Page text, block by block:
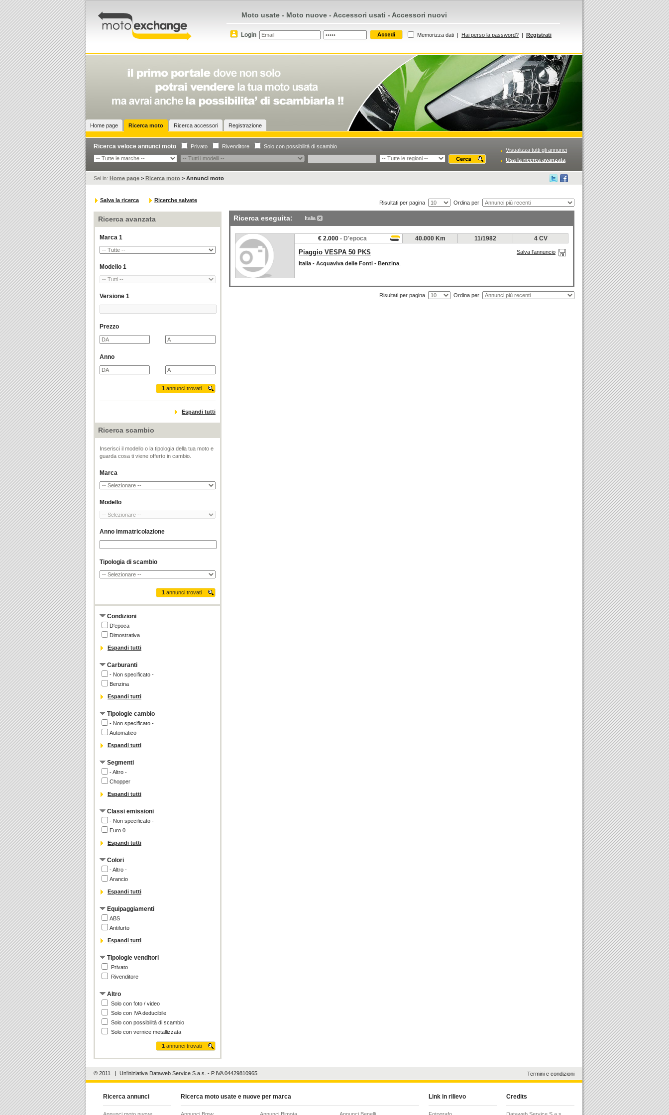
Moto usate - Moto nuove - Accessori usati - Accessori nuovi
Login Memorizza dati | Hai perso la password? | Registrati
Home page Ricerca moto Ricerca accessori Registrazione
Ricerca veloce annunci moto Privato Rivenditore Solo con possibilità di scambio
Visualizza tutti gli annunci
Usa la ricerca avanzata
Sei in: Home page > Ricerca moto > Annunci moto
Salva la ricerca Ricerche salvate
Ricerca avanzata
Marca 1
Modello 1
Versione 1
Prezzo
Anno
1 annunci trovati
Espandi tutti
Ricerca scambio
Inserisci il modello o la tipologia della tua moto e
guarda cosa ti viene offerto in cambio.
Marca
Modello
Anno immatricolazione
Tipologia di scambio
1 annunci trovati
Condizioni
D'epoca
Dimostrativa
Espandi tutti
Carburanti
- Non specificato -
Benzina
Espandi tutti
Tipologie cambio
- Non specificato -
Automatico
Espandi tutti
Segmenti
- Altro -
Chopper
Espandi tutti
Classi emissioni
- Non specificato -
Euro 0
Espandi tutti
Colori
- Altro -
Arancio
Espandi tutti
Equipaggiamenti
ABS
Antifurto
Espandi tutti
Tipologie venditori
Privato
Rivenditore
Altro
Solo con foto / video
Solo con IVA deducibile
Solo con possibilità di scambio
Solo con vernice metallizzata
1 annunci trovati
Risultati per pagina Ordina per
Ricerca eseguita: Italia
€ 2.000 - D'epoca 40.000 Km 11/1982 4 CV
Piaggio VESPA 50 PKS
Italia - Acquaviva delle Fonti - Benzina
Salva l'annuncio
Risultati per pagina Ordina per
© 2011 | Un'iniziativa Dataweb Service S.a.s. - P.IVA 04429810965 Termini e condizioni
Ricerca annunci Ricerca moto usate e nuove per marca Link in rilievo Credits